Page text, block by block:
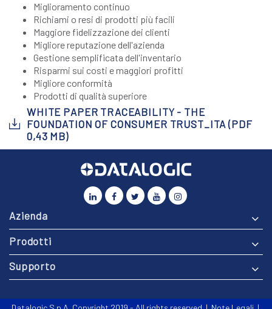
Miglioramento continuo
Richiami o resi di prodotti più facili
Maggiore fidelizzazione dei clienti
Migliore reputazione dell'azienda
Gestione semplificata dell'inventario
Risparmi sui costi e maggiori profitti
Migliore conformità
Prodotti di qualità superiore
WHITE PAPER TRACEABILITY - THE
FOUNDATION OF CONSUMER TRUST_ITA (PDF
0,43 MB)
Azienda
Prodotti
Supporto